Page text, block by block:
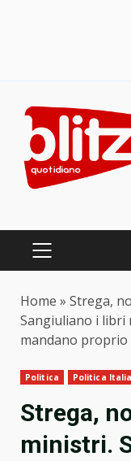
content
PRIMARY
Home » Strega,
Sangiuliano i libri
mandano proprio
Politica Politica
Strega,
ministri.